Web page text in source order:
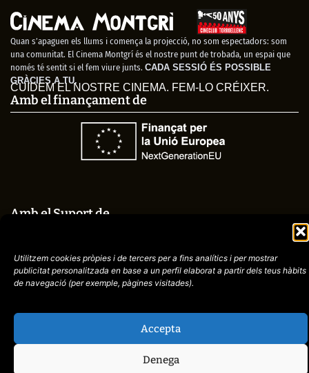
Utilitzem cookies pròpies i de tercers per a fins analítics i per mostrar
publicitatpersonalitzada en base a un perfil elaborat a partir dels teus hàbits
de navegació (perexemple, pàgines visitades).
Accepta
Denega
Quan s’apaguen els llums i comença la projecció, no som espectadors: som
una comunitat. El Cinema Montgrí és el nostre punt de trobada, un espai que
només té sentit si el fem viure junts. CADA SESSIÓ ÉS POSSIBLE
GRÀCIES A TU.
CUIDEM EL NOSTRE CINEMA. FEM-LO CRÉIXER.
Amb el finançament de
Amb el Suport de
Avís
Política de
web deplacid.cat